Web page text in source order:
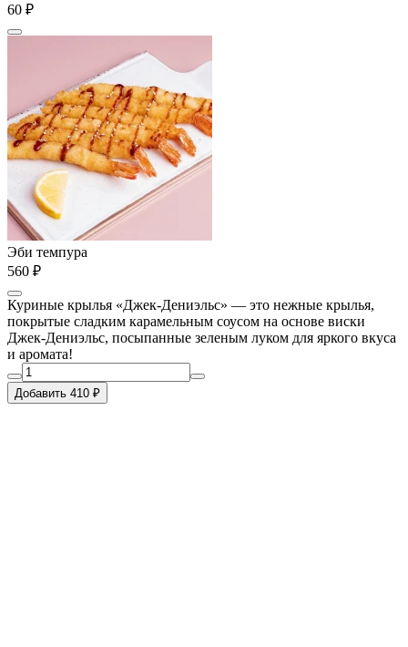
60 ₽
Эби темпура
560 ₽
Куриные крылья «Джек-Дениэльс» — это нежные крылья,
покрытые сладким карамельным соусом на основе виски
Джек-Дениэльс, посыпанные зеленым луком для яркого вкуса
и аромата!
Добавить 410 ₽